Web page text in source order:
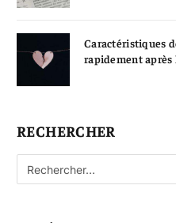
Caractéristiques
rapidement après
RECHERCHER